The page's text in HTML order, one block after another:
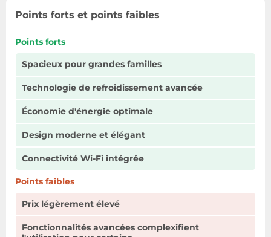
Points forts et points faibles
Points forts
Spacieux pour grandes familles
Technologie de refroidissement avancée
Économie d'énergie optimale
Design moderne et élégant
Connectivité Wi-Fi intégrée
Points faibles
Prix légèrement élevé
Fonctionnalités avancées complexifient